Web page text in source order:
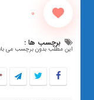
0
برچسب ها :
این مطلب بدون برچسب می